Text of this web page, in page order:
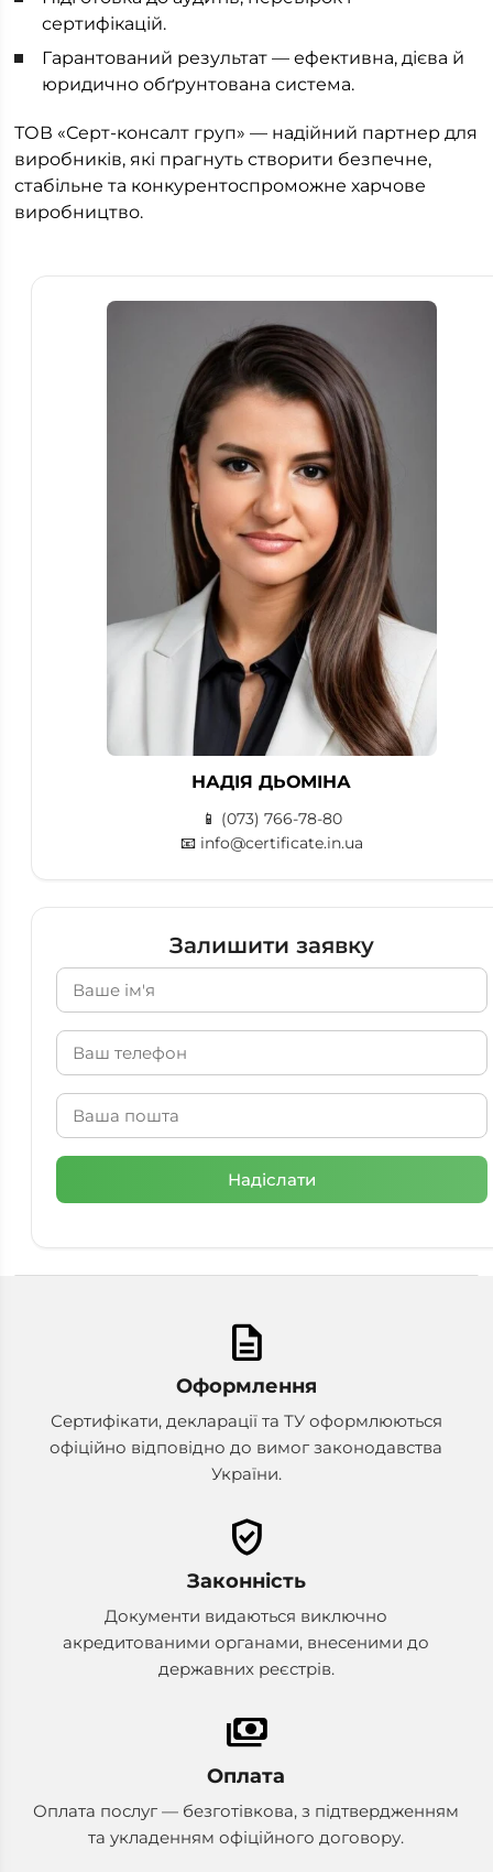
сертифікацій.
Гарантований результат — ефективна, дієва й
юридично обґрунтована система.
ТОВ «Серт-консалт груп» — надійний партнер для
виробників, які прагнуть створити безпечне,
стабільне та конкурентоспроможне харчове
виробництво.
НАДІЯ ДЬОМІНА
📱 (073) 766-78-80
📧 info@certificate.in.ua
Залишити заявку
description
Оформлення
Сертифікати, декларації та ТУ оформлюються
офіційно відповідно до вимог законодавства
України.
verified_user
Законність
Документи видаються виключно
акредитованими органами, внесеними до
державних реєстрів.
payments
Оплата
Оплата послуг — безготівкова, з підтвердженням
та укладенням офіційного договору.